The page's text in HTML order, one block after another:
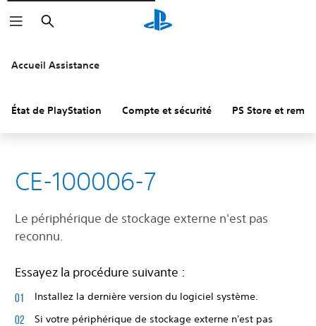
Rechercher
Accueil Assistance
État de PlayStation Compte et sécurité PS Store et
CE-100006-7
Le périphérique de stockage externe n'est pas
reconnu.
Essayez la procédure suivante :
Installez la dernière version du logiciel système.
Si votre périphérique de stockage externe n'est pas